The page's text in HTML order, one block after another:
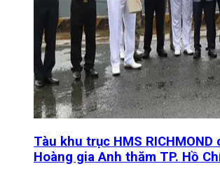
Tàu khu trục HMS RICHMOND
Hoàng gia Anh thăm TP. Hồ